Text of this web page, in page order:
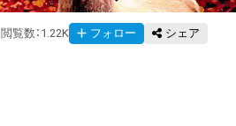
閲覧数 ： 1.22K フォロー シェア